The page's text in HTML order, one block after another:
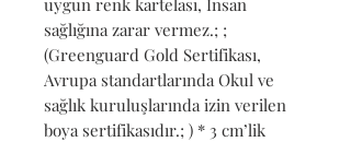
sağlığına zarar vermez.; ;
(Greenguard Gold Sertifikası,
Avrupa standartlarında Okul ve
sağlık kuruluşlarında izin verilen
boya sertifikasıdır.; ) * 3 cm’lik